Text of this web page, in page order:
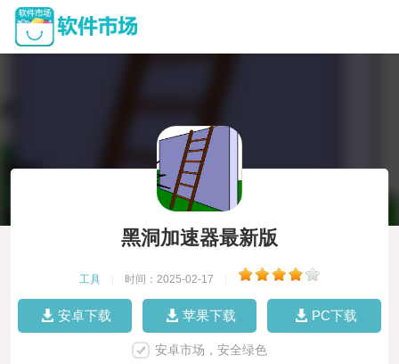
黑洞加速器最新版
工具 时间：2025-02-17
安卓下载 苹果下载 PC下载
安卓市场，安全绿色